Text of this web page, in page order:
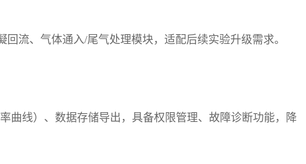
回流、气体通入/尾气处理模块，适配后续实验升级需求。
曲线）、数据存储导出，具备权限管理、故障诊断功能，降